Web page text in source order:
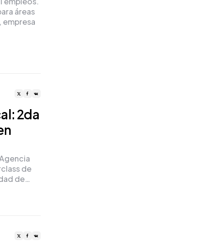
áreas
empresa
2da
de
de…